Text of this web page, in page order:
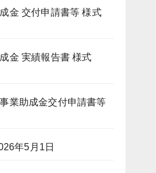
金 交付申請書等 様式
金 実績報告書 様式
業助成金交付申請書等
年5月1日